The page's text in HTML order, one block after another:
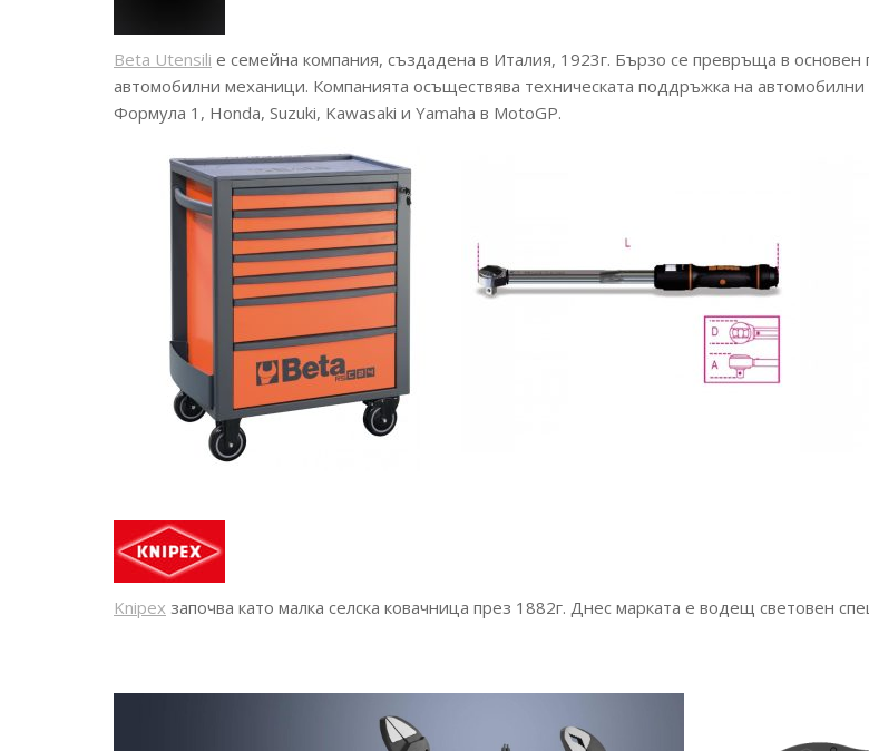
Beta Utensili е семейна компания, създадена в Италия, 1923г. Бързо се превръща в
автомобилни механици. Компанията осъществява техническата поддръжка на
Формула 1, Honda, Suzuki, Kawasaki и Yamaha в MotoGP.
Knipex започва като малка селска ковачница през 1882г. Днес марката е водещ световен